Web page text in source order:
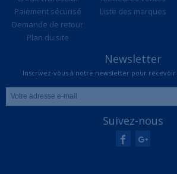
Paiement sécurisé
Demande de retour
Plan du site
Liste des marques
Newsletter
Inscrivez-vous à notre newsletter pour recevoir
Suivez-nous